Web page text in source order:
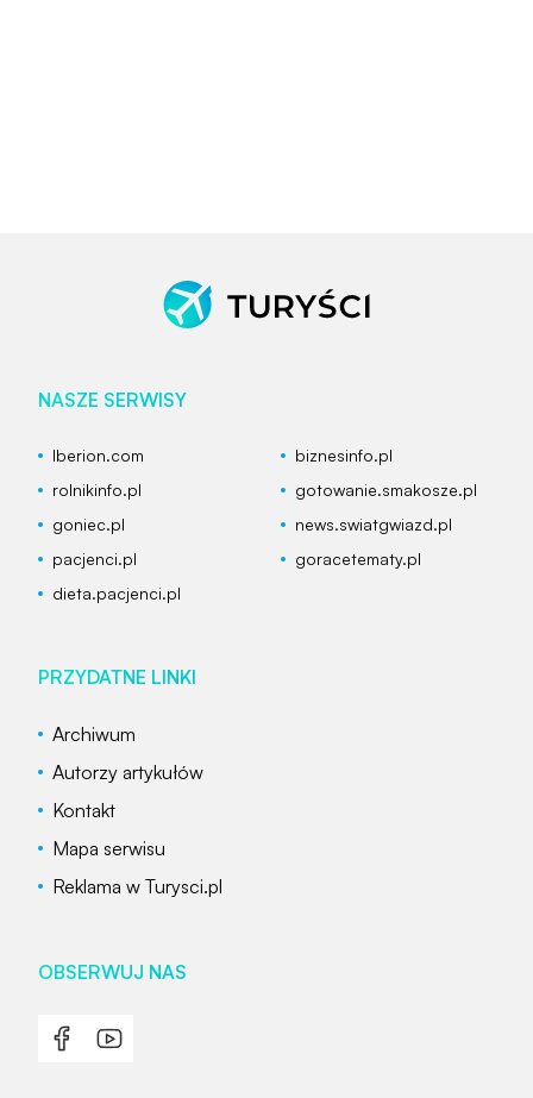
NASZE SERWISY
Iberion.com
biznesinfo.pl
rolnikinfo.pl
gotowanie.smakosze.pl
goniec.pl
news.swiatgwiazd.pl
pacjenci.pl
goracetematy.pl
dieta.pacjenci.pl
PRZYDATNE LINKI
Archiwum
Autorzy artykułów
Kontakt
Mapa serwisu
Reklama w Turysci.pl
OBSERWUJ NAS